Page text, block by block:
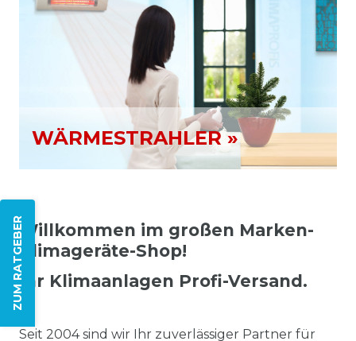
ZUM RATGEBER
WÄRMESTRAHLER »
Willkommen im großen Marken-
Klimageräte-Shop!
Ihr Klimaanlagen Profi-Versand.
Seit 2004 sind wir Ihr zuverlässiger Partner für